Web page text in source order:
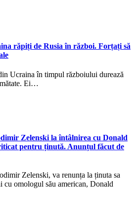
răpiți de Rusia în război. Forțați să
Ucraina în timpul războiului durează
Ei…
Zelenski la întâlnirea cu Donald
pentru ținută. Anunțul făcut de
Zelenski, va renunța la ținuta sa
cu omologul său american, Donald